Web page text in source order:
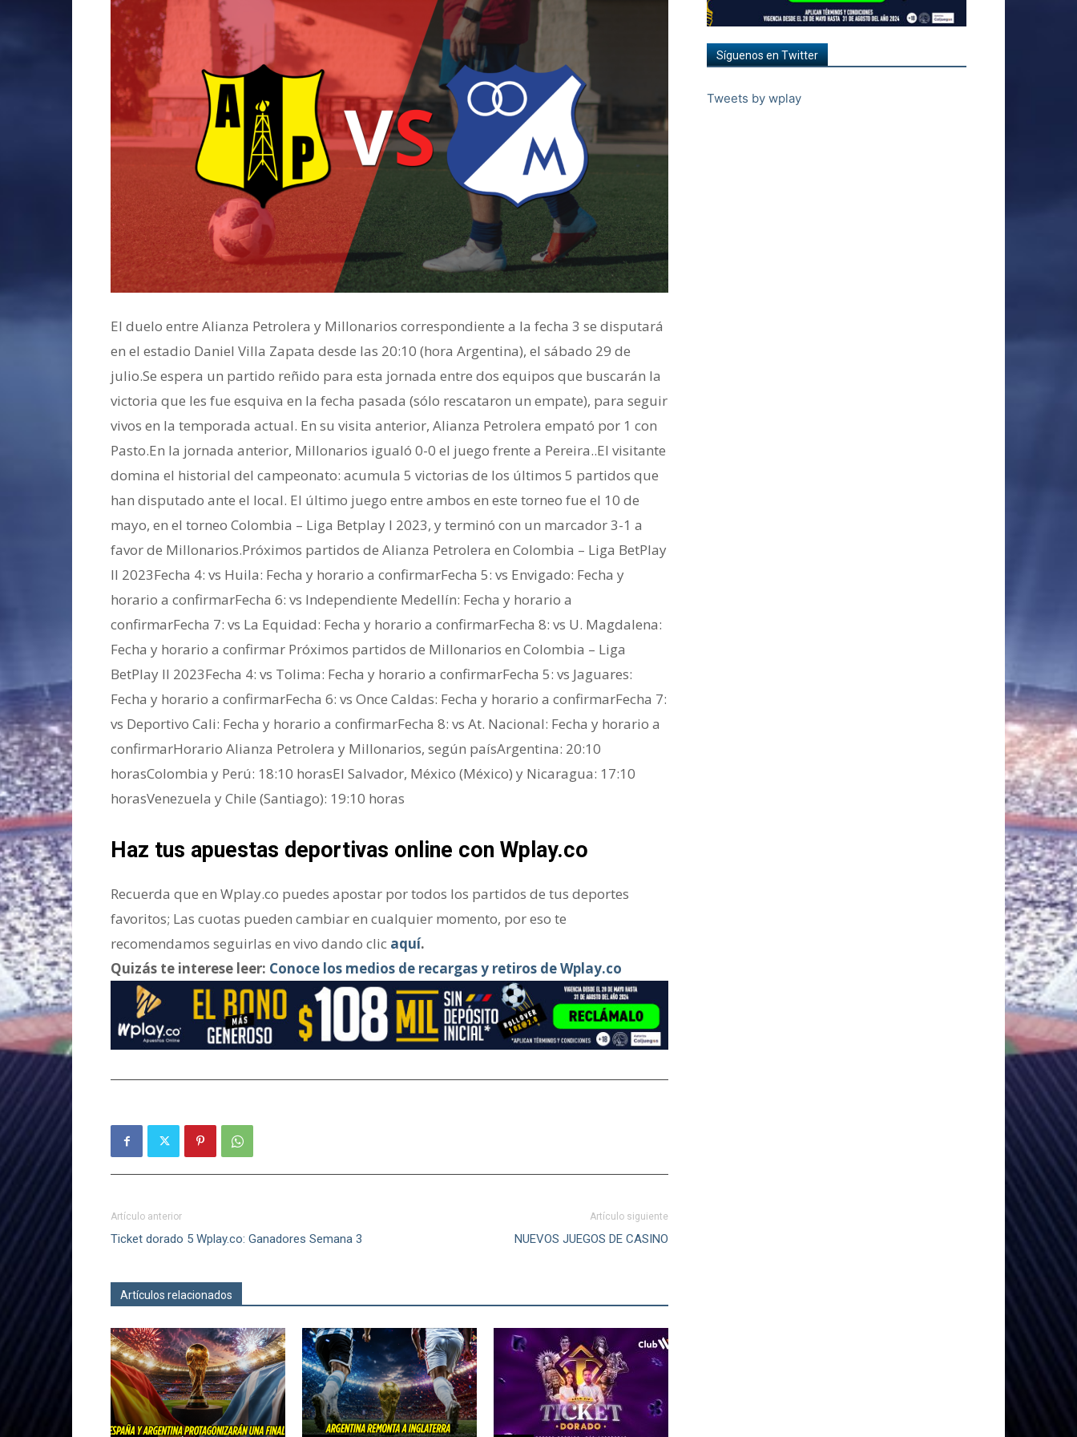
El duelo entre Alianza Petrolera y Millonarios correspondiente a la fecha 3 se disputará
en el estadio Daniel Villa Zapata desde las 20:10 (hora Argentina), el sábado 29 de
julio.Se espera un partido reñido para esta jornada entre dos equipos que buscarán la
victoria que les fue esquiva en la fecha pasada (sólo rescataron un empate), para seguir
vivos en la temporada actual. En su visita anterior, Alianza Petrolera empató por 1 con
Pasto.En la jornada anterior, Millonarios igualó 0-0 el juego frente a Pereira..El visitante
domina el historial del campeonato: acumula 5 victorias de los últimos 5 partidos que
han disputado ante el local. El último juego entre ambos en este torneo fue el 10 de
mayo, en el torneo Colombia – Liga Betplay I 2023, y terminó con un marcador 3-1 a
favor de Millonarios.Próximos partidos de Alianza Petrolera en Colombia – Liga BetPlay
II 2023Fecha 4: vs Huila: Fecha y horario a confirmarFecha 5: vs Envigado: Fecha y
horario a confirmarFecha 6: vs Independiente Medellín: Fecha y horario a
confirmarFecha 7: vs La Equidad: Fecha y horario a confirmarFecha 8: vs U. Magdalena:
Fecha y horario a confirmar Próximos partidos de Millonarios en Colombia – Liga
BetPlay II 2023Fecha 4: vs Tolima: Fecha y horario a confirmarFecha 5: vs Jaguares:
Fecha y horario a confirmarFecha 6: vs Once Caldas: Fecha y horario a confirmarFecha 7:
vs Deportivo Cali: Fecha y horario a confirmarFecha 8: vs At. Nacional: Fecha y horario a
confirmarHorario Alianza Petrolera y Millonarios, según paísArgentina: 20:10
horasColombia y Perú: 18:10 horasEl Salvador, México (México) y Nicaragua: 17:10
horasVenezuela y Chile (Santiago): 19:10 horas
Haz tus apuestas deportivas online con Wplay.co
Recuerda que en Wplay.co puedes apostar por todos los partidos de tus deportes
favoritos; Las cuotas pueden cambiar en cualquier momento, por eso te
recomendamos seguirlas en vivo dando clic aquí.
Quizás te interese leer: Conoce los medios de recargas y retiros de Wplay.co
Artículo anterior
Ticket dorado 5 Wplay.co: Ganadores Semana 3
Artículo siguiente
NUEVOS JUEGOS DE CASINO
Artículos relacionados
Síguenos en Twitter
Tweets by wplay